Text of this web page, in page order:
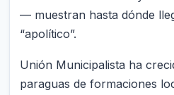
— muestran hasta dónde
“apolítico”.
Unión Municipalista ha
paraguas de formaciones